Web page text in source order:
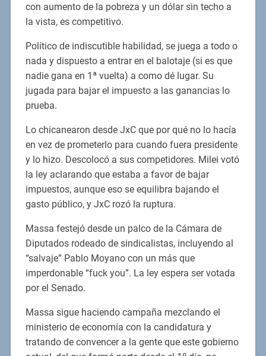
con aumento de la pobreza y un dólar sin techo a
la vista, es competitivo.
Político de indiscutible habilidad, se juega a todo o
nada y dispuesto a entrar en el balotaje (si es que
nadie gana en 1ª vuelta) a como dé lugar. Su
jugada para bajar el impuesto a las ganancias lo
prueba.
Lo chicanearon desde JxC que por qué no lo hacía
en vez de prometerlo para cuando fuera presidente
y lo hizo. Descolocó a sus competidores. Milei votó
la ley aclarando que estaba a favor de bajar
impuestos, aunque eso se equilibra bajando el
gasto público, y JxC rozó la ruptura.
Massa festejó desde un palco de la Cámara de
Diputados rodeado de sindicalistas, incluyendo al
“salvaje” Pablo Moyano con un más que
imperdonable “fuck you”. La ley espera ser votada
por el Senado.
Massa sigue haciendo campaña mezclando el
ministerio de economía con la candidatura y
tratando de convencer a la gente que este gobierno